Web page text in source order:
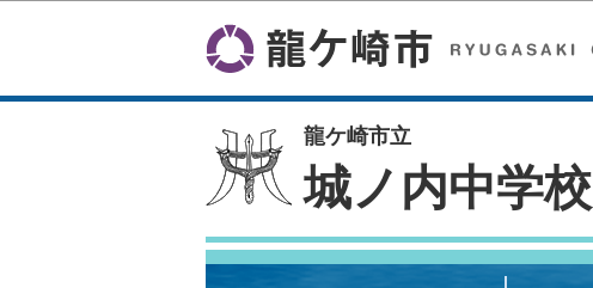
龍ケ崎市立
城ノ内中学校